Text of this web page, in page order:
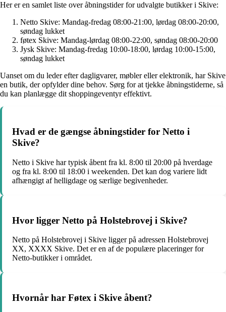
Her er en samlet liste over åbningstider for udvalgte butikker i Skive:
Netto Skive: Mandag-fredag 08:00-21:00, lørdag 08:00-20:00,
søndag lukket
føtex Skive: Mandag-lørdag 08:00-22:00, søndag 08:00-20:00
Jysk Skive: Mandag-fredag 10:00-18:00, lørdag 10:00-15:00,
søndag lukket
Uanset om du leder efter dagligvarer, møbler eller elektronik, har Skive
en butik, der opfylder dine behov. Sørg for at tjekke åbningstiderne, så
du kan planlægge dit shoppingeventyr effektivt.
Hvad er de gængse åbningstider for Netto i
Skive?
Netto i Skive har typisk åbent fra kl. 8:00 til 20:00 på hverdage
og fra kl. 8:00 til 18:00 i weekenden. Det kan dog variere lidt
afhængigt af helligdage og særlige begivenheder.
Hvor ligger Netto på Holstebrovej i Skive?
Netto på Holstebrovej i Skive ligger på adressen Holstebrovej
XX, XXXX Skive. Det er en af de populære placeringer for
Netto-butikker i området.
Hvornår har Føtex i Skive åbent?